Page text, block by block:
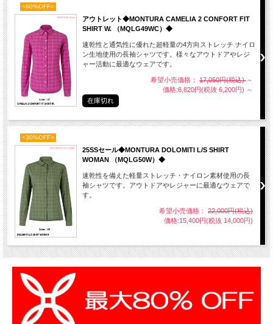
<60%OFF>
アウトレット◆MONTURA CAMELIA 2 CONFORT FIT
SHIRT W. （MQLG49WC）◆
速乾性と通気性に優れた超軽量の4方向ストレッチ ナイロ
ン生地使用の長袖シャツです。様々なアウトドアやレジ
ャー活動に最適なウェアです。
希望小売価格： 17,050円(税込)～
価格:6,820円(税抜 6,200円) ～
在庫切れ
<30%OFF>
25SSセール◆MONTURA DOLOMITI L/S SHIRT
WOMAN （MQLG50W）◆
速乾性を備えた軽量ストレッチ・ナイロン素材使用の長
袖シャツです。アウトドアやレジャーに最適なウェアで
す。
希望小売価格： 22,000円(税込)
価格:15,400円(税抜 14,000円)